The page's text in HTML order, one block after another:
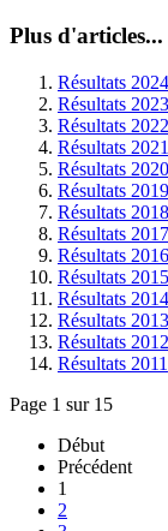
Plus d'articles...
Résultats 2024
Résultats 2023
Résultats 2022
Résultats 2021
Résultats 2020
Résultats 2019
Résultats 2018
Résultats 2017
Résultats 2016
Résultats 2015
Résultats 2014
Résultats 2013
Résultats 2012
Résultats 2011
Page 1 sur 15
Début
Précédent
1
2